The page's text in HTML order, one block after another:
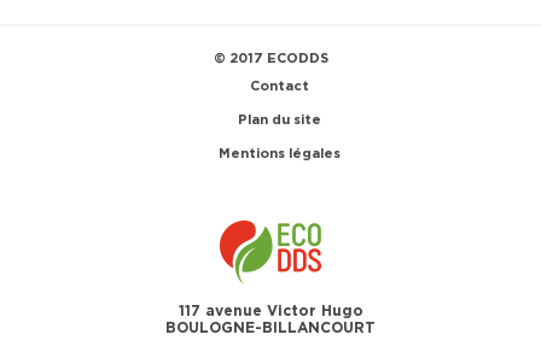
© 2017 ECODDS
Contact
Plan du site
Mentions légales
117 avenue Victor Hugo
BOULOGNE-BILLANCOURT